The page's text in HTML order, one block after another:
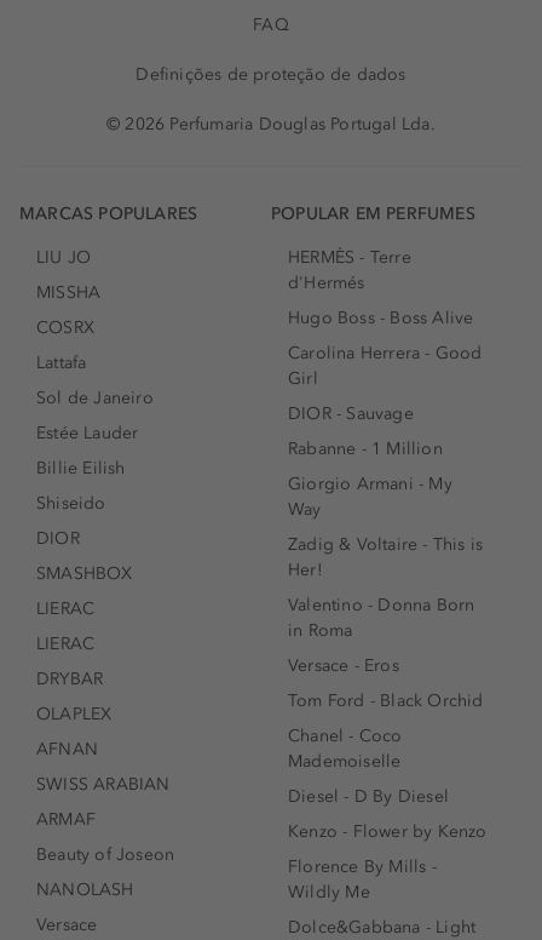
FAQ
Definições de proteção de dados
© 2026 Perfumaria Douglas Portugal Lda.
MARCAS POPULARES
LIU JO
MISSHA
COSRX
Lattafa
Sol de Janeiro
Estée Lauder
Billie Eilish
Shiseido
DIOR
SMASHBOX
LIERAC
LIERAC
DRYBAR
OLAPLEX
AFNAN
SWISS ARABIAN
ARMAF
Beauty of Joseon
NANOLASH
Versace
POPULAR EM PERFUMES
HERMÈS - Terre
d'Hermés
Hugo Boss - Boss Alive
Carolina Herrera - Good
Girl
DIOR - Sauvage
Rabanne - 1 Million
Giorgio Armani - My
Way
Zadig & Voltaire - This is
Her!
Valentino - Donna Born
in Roma
Versace - Eros
Tom Ford - Black Orchid
Chanel - Coco
Mademoiselle
Diesel - D By Diesel
Kenzo - Flower by Kenzo
Florence By Mills -
Wildly Me
Dolce&Gabbana - Light